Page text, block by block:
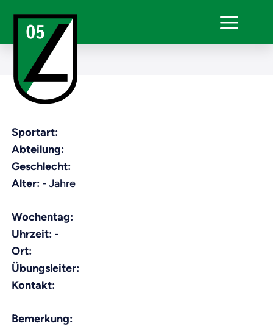
Sportart:
Abteilung:
Geschlecht:
Alter: - Jahre
Wochentag:
Uhrzeit: -
Ort:
Übungsleiter:
Kontakt:
Bemerkung: